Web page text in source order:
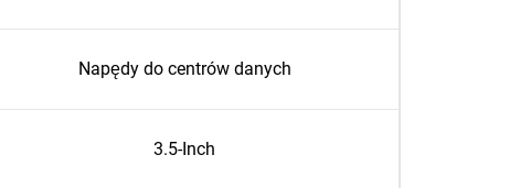
Napędy do centrów danych
3.5-Inch